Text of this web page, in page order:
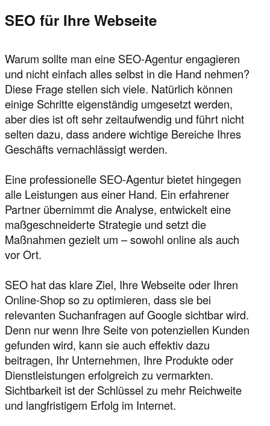
SEO für Ihre Webseite
Warum sollte man eine SEO-Agentur engagieren
und nicht einfach alles selbst in die Hand nehmen?
Diese Frage stellen sich viele. Natürlich können
einige Schritte eigenständig umgesetzt werden,
aber dies ist oft sehr zeitaufwendig und führt nicht
selten dazu, dass andere wichtige Bereiche Ihres
Geschäfts vernachlässigt werden.
Eine professionelle SEO-Agentur bietet hingegen
alle Leistungen aus einer Hand. Ein erfahrener
Partner übernimmt die Analyse, entwickelt eine
maßgeschneiderte Strategie und setzt die
Maßnahmen gezielt um – sowohl online als auch
vor Ort.
SEO hat das klare Ziel, Ihre Webseite oder Ihren
Online-Shop so zu optimieren, dass sie bei
relevanten Suchanfragen auf Google sichtbar wird.
Denn nur wenn Ihre Seite von potenziellen Kunden
gefunden wird, kann sie auch effektiv dazu
beitragen, Ihr Unternehmen, Ihre Produkte oder
Dienstleistungen erfolgreich zu vermarkten.
Sichtbarkeit ist der Schlüssel zu mehr Reichweite
und langfristigem Erfolg im Internet.